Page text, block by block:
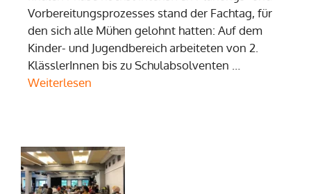
Vorbereitungsprozesses stand der Fachtag, für
den sich alle Mühen gelohnt hatten: Auf dem
Kinder- und Jugendbereich arbeiteten von 2.
KlässlerInnen bis zu Schulabsolventen …
Weiterlesen